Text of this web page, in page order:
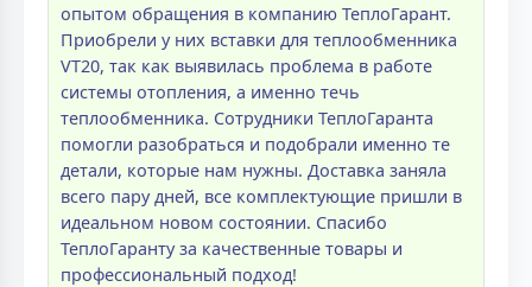
опытом обращения в компанию ТеплоГарант.
Приобрели у них вставки для теплообменника
VT20, так как выявилась проблема в работе
системы отопления, а именно течь
теплообменника. Сотрудники ТеплоГаранта
помогли разобраться и подобрали именно те
детали, которые нам нужны. Доставка заняла
всего пару дней, все комплектующие пришли в
идеальном новом состоянии. Спасибо
ТеплоГаранту за качественные товары и
профессиональный подход!